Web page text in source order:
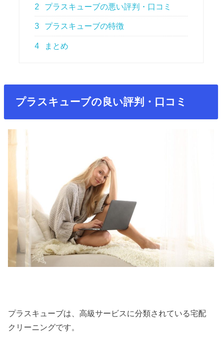
2 プラスキューブの悪い評判・口コミ
3 プラスキューブの特徴
4 まとめ
プラスキューブの良い評判・口コミ
プラスキューブは、高級サービスに分類されている宅配
クリーニングです。